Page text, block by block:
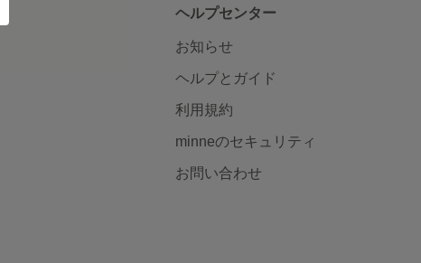
ヘルプセンター
お知らせ
ヘルプとガイド
利用規約
minneのセキュリティ
お問い合わせ